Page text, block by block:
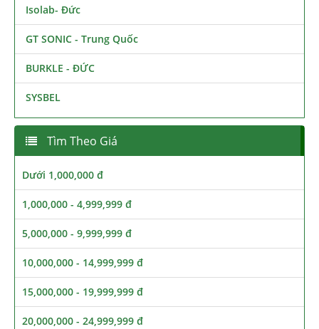
Isolab- Đức
GT SONIC - Trung Quốc
BURKLE - ĐỨC
SYSBEL
Tìm Theo Giá
Dưới 1,000,000 đ
1,000,000 - 4,999,999 đ
5,000,000 - 9,999,999 đ
10,000,000 - 14,999,999 đ
15,000,000 - 19,999,999 đ
20,000,000 - 24,999,999 đ